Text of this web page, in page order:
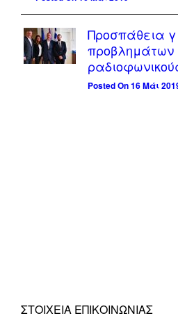
Προσπάθεια
προβλημάτων
Posted On 16 Μάι
ΣΤΟΙΧΕΊΑ ΕΠΙΚΟΙΝΩΝΊΑΣ